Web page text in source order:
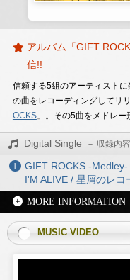
アルバム「GIFT
信!!
信頼する5組のアーティスト
の曲をレコーディングしてリ
OCKS」。その5曲をメドレー
Digital Single
GIFT ROCKS -
I'M ALIVE / 星屑のレ
MORE INFORMATION
MUSIC VIDEO